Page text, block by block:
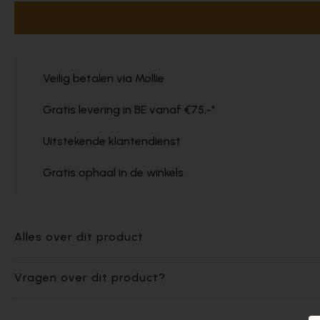
Veilig betalen via Mollie
Gratis levering in BE vanaf €75,-*
Uitstekende klantendienst
Gratis ophaal in de winkels
Alles over dit product
Vragen over dit product?